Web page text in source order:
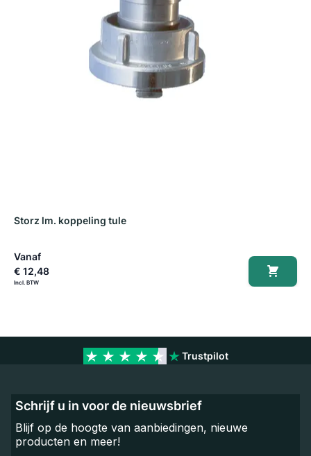
Storz lm. koppeling tule
Vanaf
€ 12,48
Trustpilot
Schrijf u in voor de nieuwsbrief
Blijf op de hoogte van aanbiedingen, nieuwe
producten en meer!